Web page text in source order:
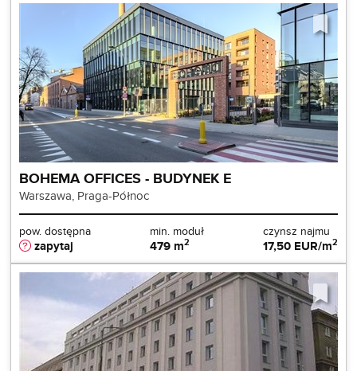
BOHEMA OFFICES - BUDYNEK E
Warszawa, Praga-Północ
pow. dostępna
zapytaj
min. moduł
479 m2
czynsz najmu
17,50 EUR/m2